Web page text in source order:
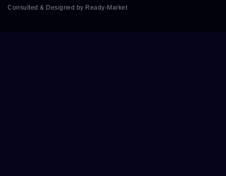
Consulted & Designed by Ready-Market